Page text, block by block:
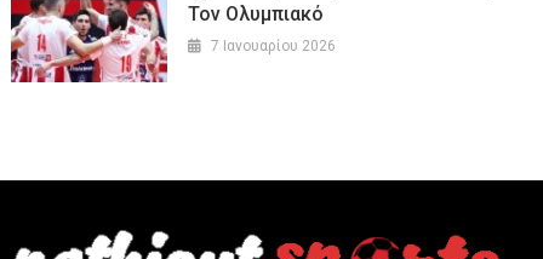
Τον Ολυμπιακό
7 Ιανουαρίου 2026